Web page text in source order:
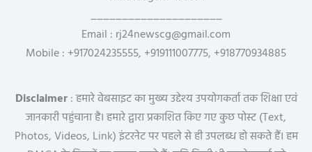
_____________________
Email : rj24newscg@gmail.com
Mobile : +917024235555, +919111007775, +918770934885
Disclaimer: हमारे वेबसाइट का मुख्य उद्देश्य उपयोगकर्ता तक शिक्षा एवं
जानकारी पहुंचाना है। हमारे द्वारा प्रकाशित किए गए कुछ पोस्ट (Text,
Photos, Videos, Link) इंटरनेट पर पहले से ही उपलब्ध हो सकते हैं। हम